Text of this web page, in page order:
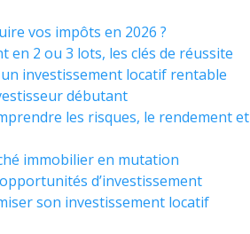
vos impôts en 2026 ?
2 ou 3 lots, les clés de réussite
investissement locatif rentable
débutant
les risques, le rendement et
immobilier en mutation
d’investissement
son investissement locatif